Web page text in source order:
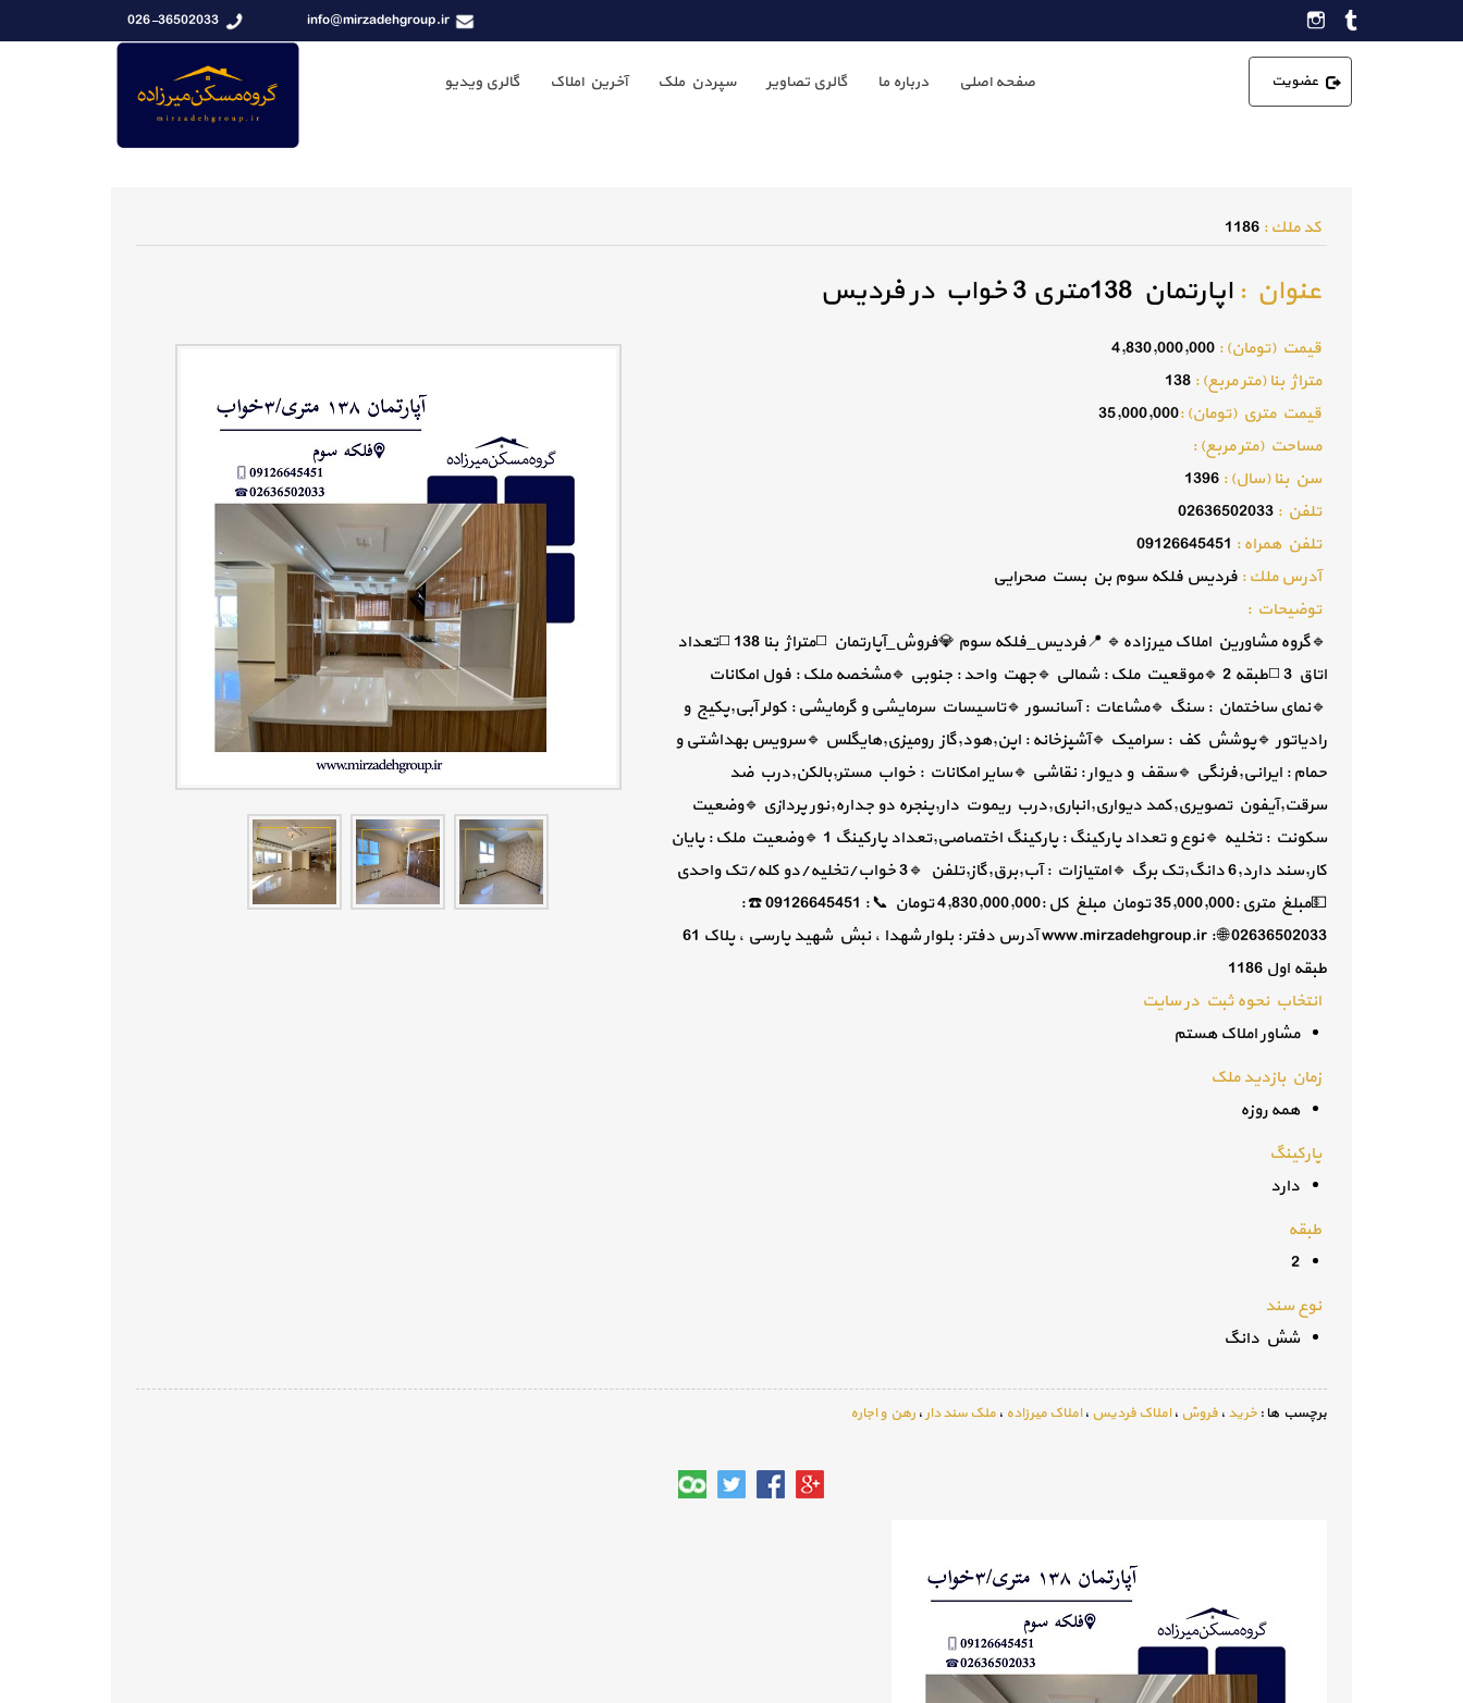
026-36502033 info@mirzadehgroup.ir
عضویت صفحه اصلی درباره ما گالری تصاویر سپردن ملک آخرین املاک گالری ویدیو
كد ملك : 1186
عنوان :اپارتمان 138متری 3 خواب در فردیس
قيمت (تومان) : 4,830,000,000
متراژ بنا (متر مربع) : 138
قيمت متري (تومان) :35,000,000
مساحت (متر مربع) :
سن بنا (سال) : 1396
تلفن : 02636502033
تلفن همراه : 09126645451
آدرس ملك : فردیس فلکه سوم بن بست صحرایی
توضيحات :
🔹️گروه مشاورین املاک میرزاده🔹️ 📍فردیس_فلکه سوم 💎فروش_آپارتمان ◻️متراژ بنا 138 ◻️تعداد
اتاق 3 ◻️طبقه 2 🔹️موقعیت ملک : شمالی 🔹️جهت واحد : جنوبی 🔹️مشخصه ملک : فول امکانات
🔹️نمای ساختمان : سنگ 🔹️مشاعات : آسانسور 🔹️تاسیسات سرمایشی و گرمایشی : کولر آبی,پکیج و
رادیاتور 🔹️پوشش کف : سرامیک 🔹️آشپزخانه : اپن,هود,گاز رومیزی,هایگلس 🔹️سرویس بهداشتی و
حمام : ایرانی,فرنگی 🔹️سقف و دیوار : نقاشی 🔹️سایر امکانات : خواب مستر,بالکن,درب ضد
سرقت,آیفون تصویری,کمد دیواری,انباری,درب ریموت دار,پنجره دو جداره,نور پردازی 🔹️وضعیت
سکونت : تخلیه 🔹️نوع و تعداد پارکینگ : پارکینگ اختصاصی,تعداد پارکینگ 1 🔹️وضعیت ملک : پایان
کار,سند دارد,6 دانگ,تک برگ 🔹️امتیازات : آب,برق,گاز,تلفن 🔹️3 خواب/تخلیه/دو کله/تک واحدی
💵مبلغ متری :35,000,000 تومان مبلغ کل :4,830,000,000 تومان 📞 : 09126645451 ☎️ :
02636502033 🌐 : www.mirzadehgroup.ir آدرس دفتر : بلوار شهدا ، نبش شهید پارسی ، پلاک 61
طبقه اول 1186
انتخاب نحوه ثبت در سایت
مشاور املاک هستم
زمان بازدید ملک
همه روزه
پارکینگ
دارد
طبقه
2
نوع سند
شش دانگ
برچسب ها : خرید ، فروش ،املاک فردیس ،املاک میرزاده ، ملک سند دار، رهن و اجاره